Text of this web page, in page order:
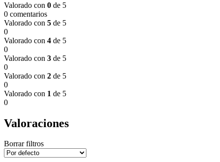
Valorado con 0 de 5
0 comentarios
Valorado con 5 de 5
0
Valorado con 4 de 5
0
Valorado con 3 de 5
0
Valorado con 2 de 5
0
Valorado con 1 de 5
0
Valoraciones
Borrar filtros